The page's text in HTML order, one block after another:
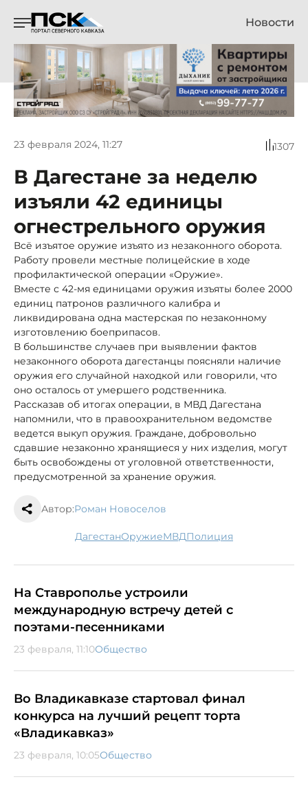
Новости
23 февраля 2024, 11:27 1307
В Дагестане за неделю
изъяли 42 единицы
огнестрельного оружия
Всё изъятое оружие изъято из незаконного оборота.
Работу провели местные полицейские в ходе
профилактической операции «Оружие».
Вместе с 42-мя единицами оружия изъяты более 2000
единиц патронов различного калибра и
ликвидирована одна мастерская по незаконному
изготовлению боеприпасов.
В большинстве случаев при выявлении фактов
незаконного оборота дагестанцы поясняли наличие
оружия его случайной находкой или говорили, что
оно осталось от умершего родственника.
Рассказав об итогах операции, в МВД Дагестана
напомнили, что в правоохранительном ведомстве
ведется выкуп оружия. Граждане, добровольно
сдавшие незаконно хранящиеся у них изделия, могут
быть освобождены от уголовной ответственности,
предусмотренной за хранение оружия.
Автор:Роман Новоселов
Дагестан оружие МВД полиция
На Ставрополье устроили
международную встречу детей с
поэтами-песенниками
23 февраля, 11:10Общество
Во Владикавказе стартовал финал
конкурса на лучший рецепт торта
«Владикавказ»
23 февраля, 10:05Общество